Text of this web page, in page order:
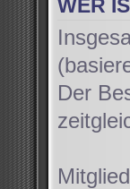
WER
Der